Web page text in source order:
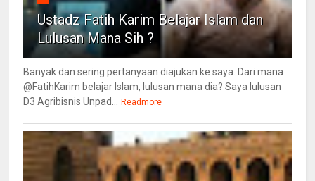
Ustadz Fatih Karim Belajar Islam dan
Lulusan Mana Sih ?
Banyak dan sering pertanyaan diajukan ke saya. Dari mana
@FatihKarim belajar Islam, lulusan mana dia? Saya lulusan
D3 Agribisnis Unpad... Readmore